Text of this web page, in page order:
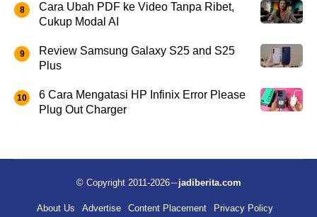
Cara Ubah PDF ke Video Tanpa Ribet,
Cukup Modal AI
Review Samsung Galaxy S25 and S25
Plus
6 Cara Mengatasi HP Infinix Error Please
Plug Out Charger
© Copyright 2011-2026 jadiberita.com
About Us Advertise Content Placement Privacy Policy